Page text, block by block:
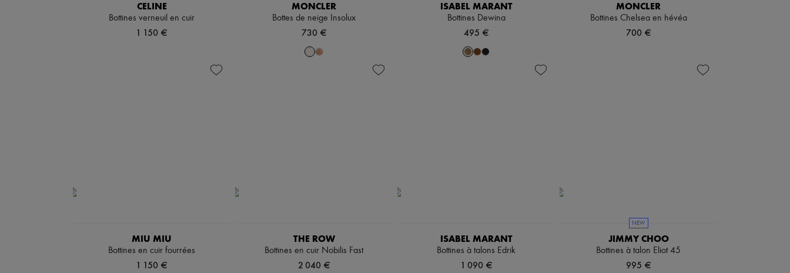
CELINE
Bottines verneuil en cuir
1 150 €
MONCLER
Bottes de neige Insolux
730 €
ISABEL MARANT
Bottines Dewina
495 €
MONCLER
Bottines Chelsea en hévéa
700 €
MIU MIU
Bottines en cuir fourrées
1 150 €
THE ROW
Bottines en cuir Nobilis Fast
2 040 €
ISABEL MARANT
Bottines à talons Edrik
1 090 €
NEW
JIMMY CHOO
Bottines à talon Eliot 45
995 €